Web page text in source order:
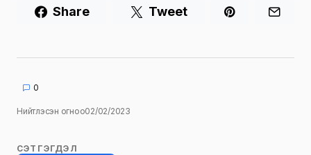
Share Tweet
0
Нийтлэсэн огноо02/02/2023
СЭТГЭГДЭЛ